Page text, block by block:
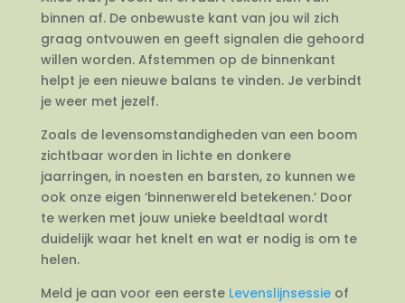
binnen af. De onbewuste kant van jou wil zich
graag ontvouwen en geeft signalen die gehoord
willen worden. Afstemmen op de binnenkant
helpt je een nieuwe balans te vinden. Je verbindt
je weer met jezelf.
Zoals de levensomstandigheden van een boom
zichtbaar worden in lichte en donkere
jaarringen, in noesten en barsten, zo kunnen we
ook onze eigen ‘binnenwereld betekenen.’ Door
te werken met jouw unieke beeldtaal wordt
duidelijk waar het knelt en wat er nodig is om te
helen.
Meld je aan voor een eerste Levenslijnsessieof